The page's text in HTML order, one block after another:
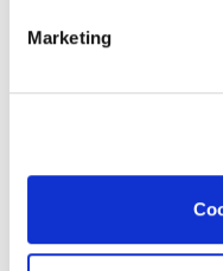
Marketing
Weitere
Ingenieurholzbau
Zu den Produkten